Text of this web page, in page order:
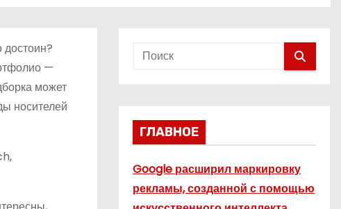
достоин?
—
может
носителей
ГЛАВНОЕ
Google расширил маркировку
рекламы, созданной с помощью